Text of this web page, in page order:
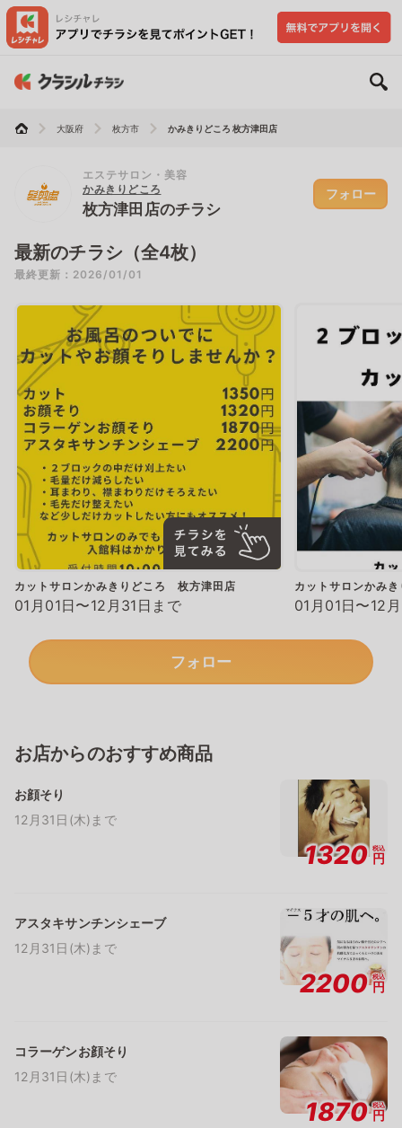
大阪府 枚方市 かみきりどころ 枚方津田店
エステサロン・美容
かみきりどころ
枚方津田店のチラシ
フォロー
最新のチラシ（全4枚）
最終更新：2026/01/01
カットサロンかみきりどころ 枚方津田店
01月01日〜12月31日まで
カットサロンかみ
01月01日〜12
フォロー
お店からのおすすめ商品
お顔そり
12月31日(木)まで
1320 税込
円
アスタキサンチンシェーブ
12月31日(木)まで
2200 税込
円
コラーゲンお顔そり
12月31日(木)まで
1870 税込
円